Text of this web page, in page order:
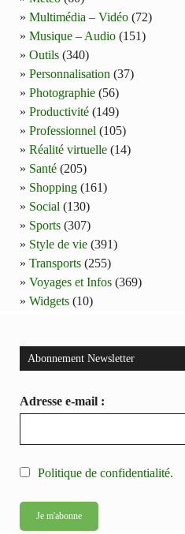
Multimédia – Vidéo (72)
Musique – Audio (151)
Outils (340)
Personnalisation (37)
Photographie (56)
Productivité (149)
Professionnel (105)
Réalité virtuelle (14)
Santé (205)
Shopping (161)
Social (130)
Sports (307)
Style de vie (391)
Transports (255)
Voyages et Infos (369)
Widgets (10)
Abonnement Newsletter
Adresse e-mail :
Politique de confidentialité.